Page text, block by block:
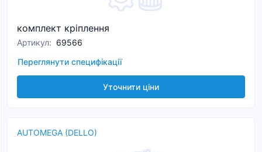
комплект кріплення
Артикул: 69566
Переглянути специфікації
Уточнити ціни
AUTOMEGA (DELLO)